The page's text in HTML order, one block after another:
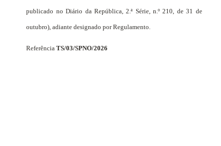
publicado no Diário da República, 2.ª Série, n.º 210, de 31 de
outubro), adiante designado por Regulamento.
ReferênciaTS/03/SPNO/2026